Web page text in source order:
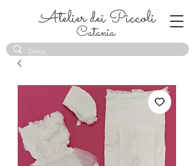
Atelier dei Piccoli
Catania